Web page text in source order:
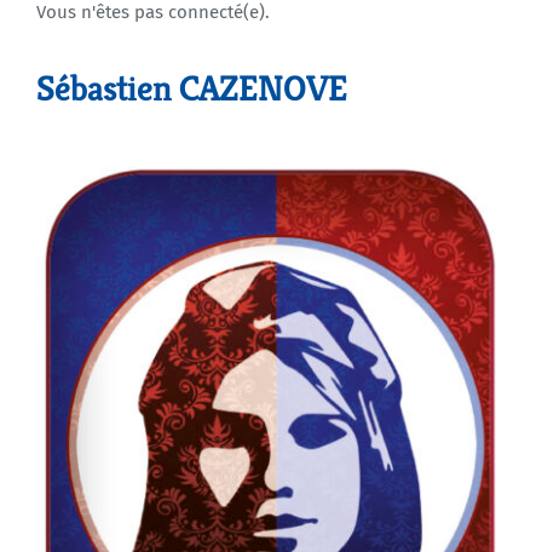
Agenda
Vous n'êtes pas connecté(e).
Sébastien CAZENOVE